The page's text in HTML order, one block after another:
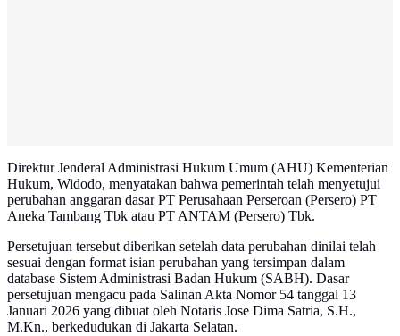
Direktur Jenderal Administrasi Hukum Umum (AHU) Kementerian
Hukum, Widodo, menyatakan bahwa pemerintah telah menyetujui
perubahan anggaran dasar PT Perusahaan Perseroan (Persero) PT
Aneka Tambang Tbk atau PT ANTAM (Persero) Tbk.
Persetujuan tersebut diberikan setelah data perubahan dinilai telah
sesuai dengan format isian perubahan yang tersimpan dalam
database Sistem Administrasi Badan Hukum (SABH). Dasar
persetujuan mengacu pada Salinan Akta Nomor 54 tanggal 13
Januari 2026 yang dibuat oleh Notaris Jose Dima Satria, S.H.,
M.Kn., berkedudukan di Jakarta Selatan.